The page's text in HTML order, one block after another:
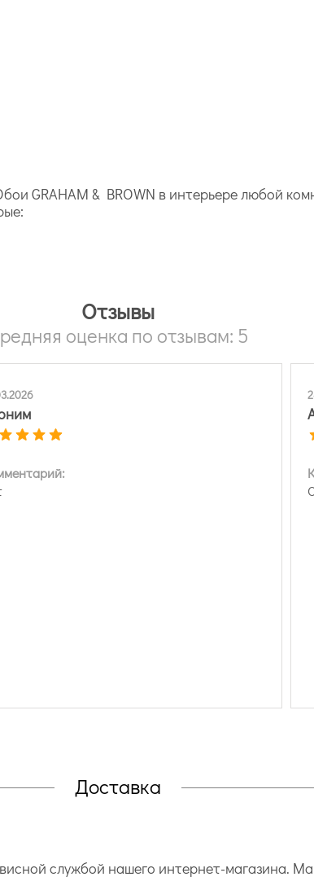
GRAHAM & BROWN в интерьере любой
Отзывы
оценка по отзывам: 5
Доставка
службой нашего интернет-магазина.